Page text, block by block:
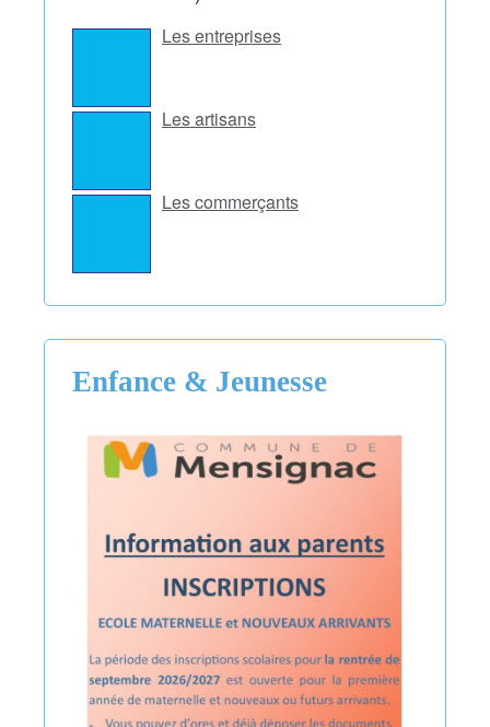
Les entreprises
Les artisans
Les commerçants
Enfance & Jeunesse